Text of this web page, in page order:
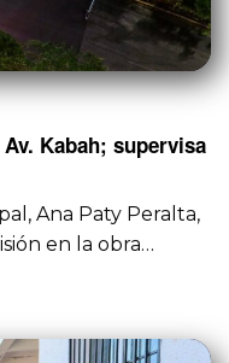
Kabah; supervisa
Ana Paty Peralta,
en la obra…